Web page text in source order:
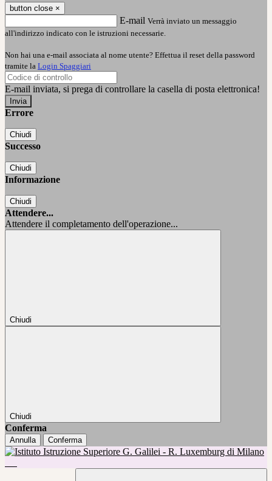
button close ×
E-mail Verrà inviato un messaggio
all'indirizzo indicato con le istruzioni necessarie.
Non hai una e-mail associata al nome utente? Effettua il reset della password
tramite la Login Spaggiari
E-mail inviata, si prega di controllare la casella di posta elettronica!
Errore
Chiudi
Successo
Chiudi
Informazione
Chiudi
Attendere...
Attendere il completamento dell'operazione...
Chiudi
Chiudi
Conferma
Annulla Conferma